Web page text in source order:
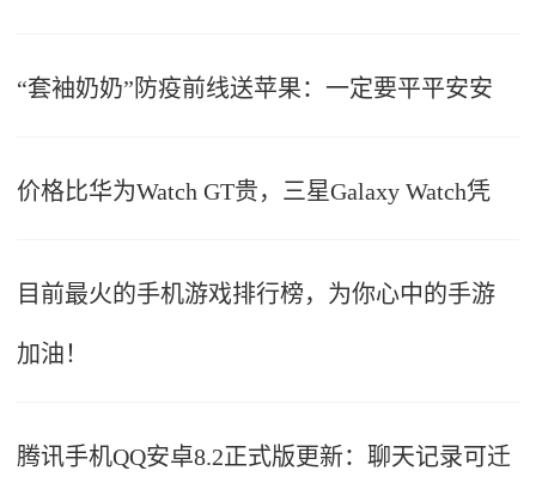
“套袖奶奶”防疫前线送苹果：一定要平平安安
价格比华为Watch GT贵，三星Galaxy Watch凭
目前最火的手机游戏排行榜，为你心中的手游
加油！
腾讯手机QQ安卓8.2正式版更新：聊天记录可迁